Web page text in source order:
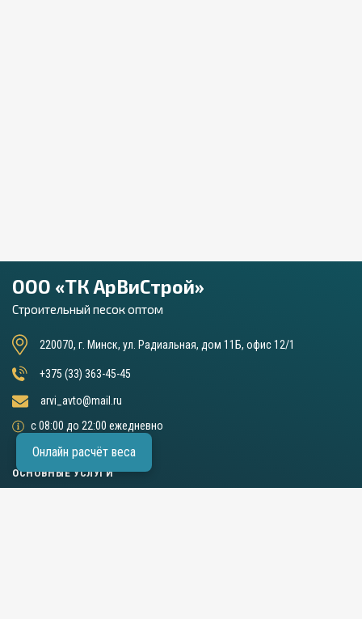
ООО «ТК АрВиСтрой»
Строительный песок оптом
220070, г. Минск, ул. Радиальная, дом 11Б, офис 12/1
+375 (33) 363-45-45
arvi_avto@mail.ru
с 08:00 до 22:00 ежедневно
ОСНОВНЫЕ УСЛУГИ
Онлайн расчёт веса